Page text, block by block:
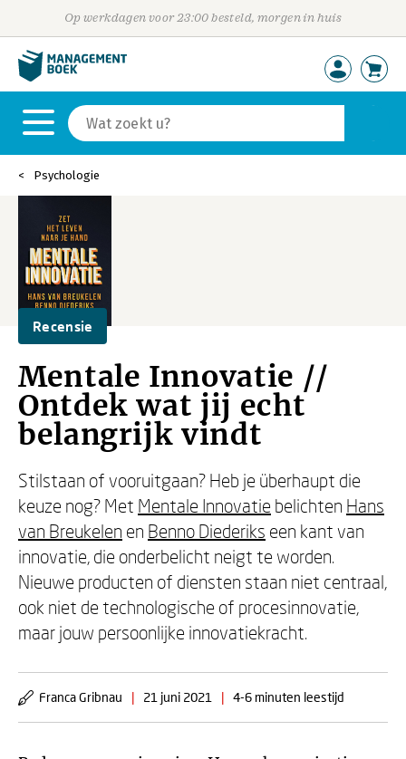
Op werkdagen voor 23:00 besteld, morgen in huis
Psychologie
Recensie
Mentale Innovatie //
Ontdek wat jij echt
belangrijk vindt
Stilstaan of vooruitgaan? Heb je überhaupt die
keuze nog? Met Mentale Innovatie belichten Hans
van Breukelen en Benno Diederiks een kant van
innovatie, die onderbelicht neigt te worden.
Nieuwe producten of diensten staan niet centraal,
ook niet de technologische of procesinnovatie,
maar jouw persoonlijke innovatiekracht.
Franca Gribnau | 21 juni 2021 | 4-6 minuten leestijd